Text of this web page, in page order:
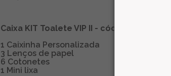
Caixa KIT Toalete VIP II - cód.: 1555
1 Caixinha Personalizada
3 Lenços de papel
6 Cotonetes
1 Mini lixa